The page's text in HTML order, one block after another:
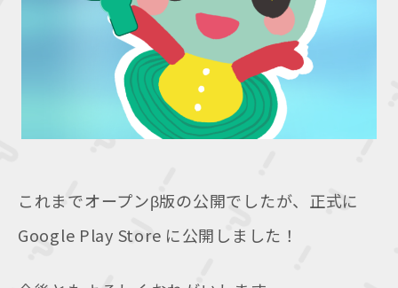
これまでオープンβ版の公開でしたが、正式に
Google Play Store に公開しました！